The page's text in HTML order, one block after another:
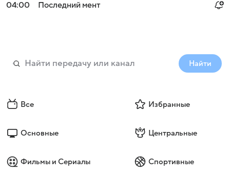
04:00
Последний мент
Найти
Все Избранные
Основные Центральные
Фильмы и Сериалы Спортивные